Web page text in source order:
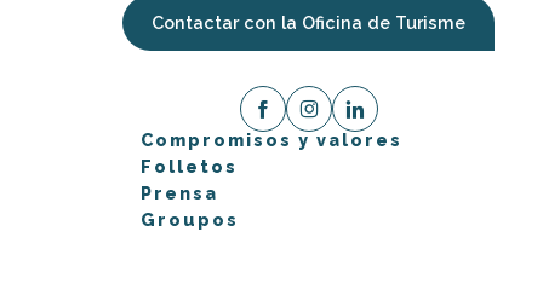
Contactar con la Oficina de Turisme
Compromisos y valores
Folletos
Prensa
Groupos